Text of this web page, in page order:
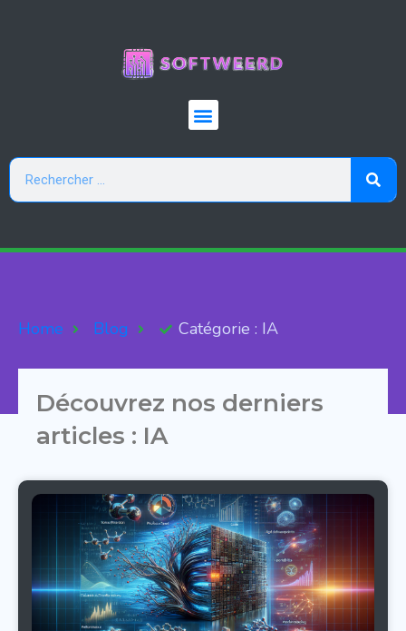
Home Blog Catégorie : IA
Découvrez nos derniers
articles : IA